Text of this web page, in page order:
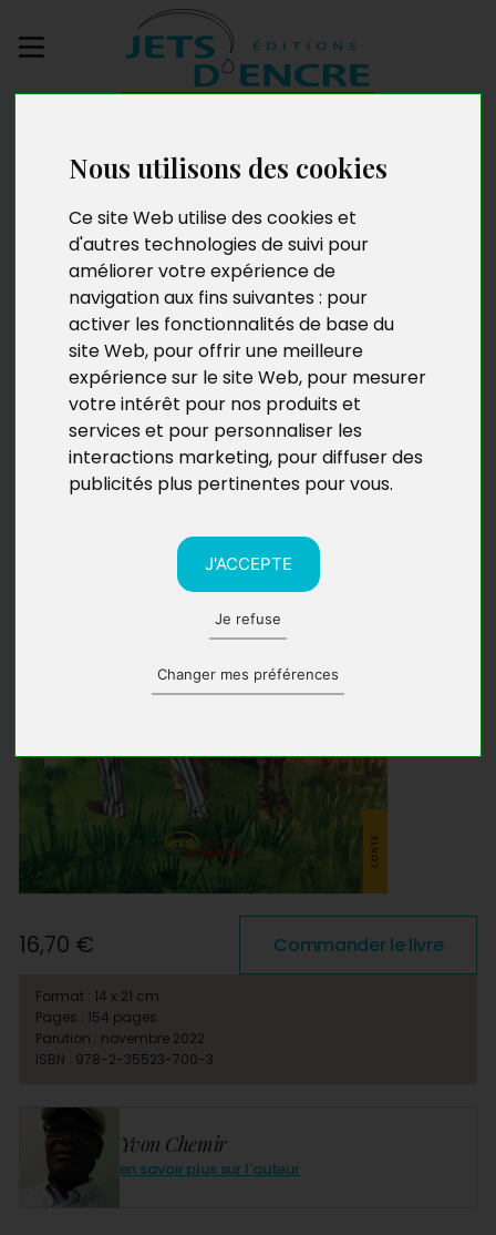
Nous utilisons des cookies
Ce site Web utilise des cookies et
d'autres technologies de suivi pour
améliorer votre expérience de
navigation aux fins suivantes : pour
activer les fonctionnalités de base du
site Web, pour offrir une meilleure
expérience sur le site Web, pour mesurer
votre intérêt pour nos produits et
services et pour personnaliser les
interactions marketing, pour diffuser des
publicités plus pertinentes pour vous.
J'ACCEPTE
Je refuse
Changer mes préférences
L'Orphelin et le Mulet
du morne Courbaril
Yvon Chemir
en savoir plus sur l'auteur
16,70 € Commander le livre
Format : 14 x 21 cm
Pages : 154 pages
Parution : novembre 2022
ISBN : 978-2-35523-700-3